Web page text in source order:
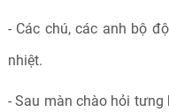
- Các chú, các anh bộ
nhiệt.
- Sau màn chào hỏi